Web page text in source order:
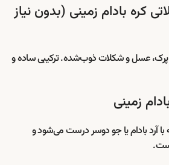
کره بادام زمینی (بدون نیاز
پرک، عسل و شکلات ذوب‌شده. ترکیبی ساده و
زمینی
آرد بادام یا جو دوسر درست می‌شود و